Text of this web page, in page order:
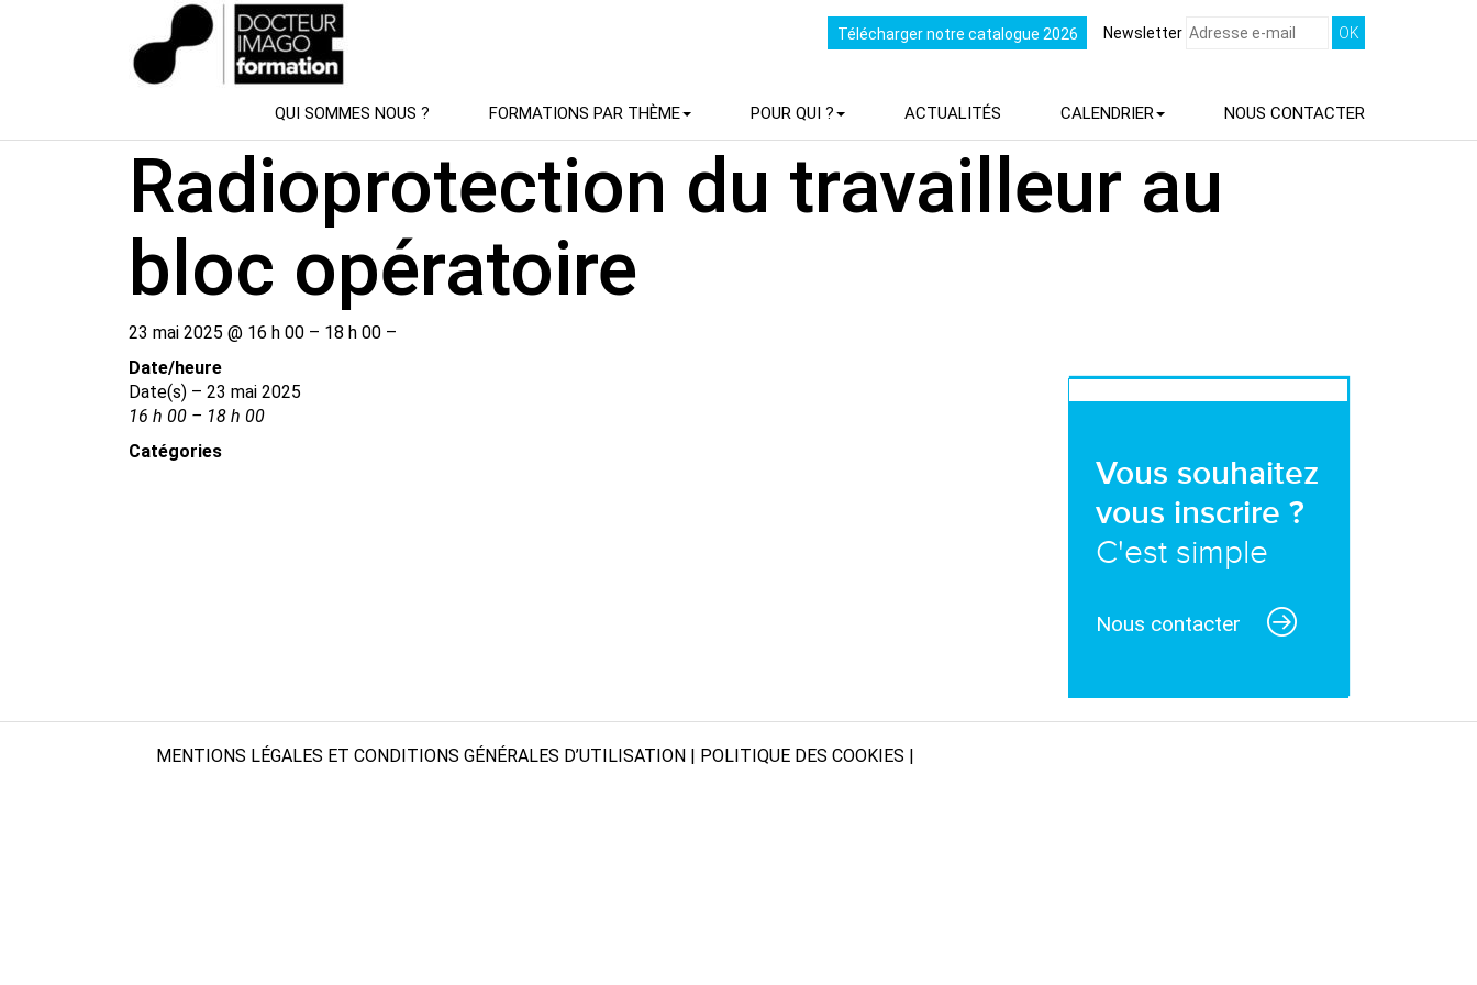
Télécharger notre catalogue 2026 Newsletter
QUI SOMMES NOUS ? FORMATIONS PAR THÈME POUR QUI ? ACTUALITÉS CALENDRIER NOUS CONTACTER
Radioprotection du travailleur au
bloc opératoire
23 mai 2025 @ 16 h 00 – 18 h 00 –
Date/​heure
Date(s) – 23 mai 2025
16 h 00 – 18 h 00
Catégories
Vous souhaitez
vous inscrire ?
C'est simple
Nous contacter
MENTIONS LÉGALES ET CONDITIONS GÉNÉRALES D’UTILISATION POLITIQUE DES COOKIES